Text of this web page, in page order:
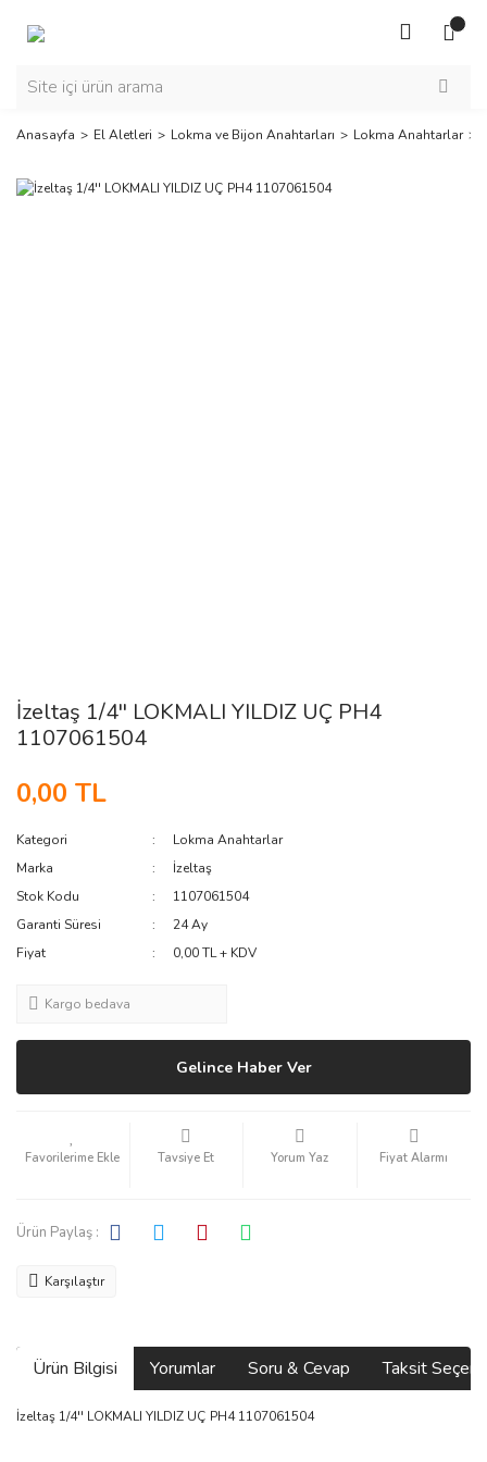
Anasayfa El Aletleri Lokma ve Bijon Anahtarları Lokma Anahtarlar
İzeltaş 1/4'' LOKMALI YILDIZ UÇ PH4
1107061504
0,00 TL
Kategori
Lokma Anahtarlar
Marka
İzeltaş
Stok Kodu
1107061504
Garanti Süresi
24 Ay
Fiyat
0,00 TL + KDV
Kargo bedava
Gelince Haber Ver
Tavsiye Et Yorum Yaz Fiyat Alarmı
Ürün Paylaş :
Karşılaştır
Ürün Bilgisi Yorumlar Soru & Cevap Taksit
İzeltaş 1/4'' LOKMALI YILDIZ UÇ PH4 1107061504